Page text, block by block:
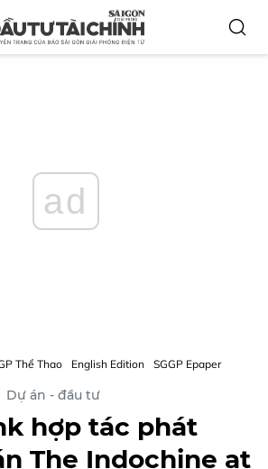
ad
Thể Thao English Edition SGGP Epaper
Dự án - đầu tư
hợp tác phát
The Indochine at